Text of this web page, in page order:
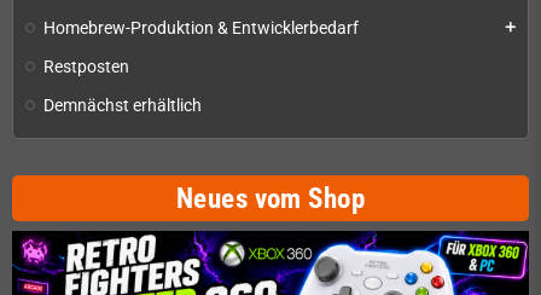
Homebrew-Produktion & Entwicklerbedarf add
Restposten
Demnächst erhältlich
Neues vom Shop